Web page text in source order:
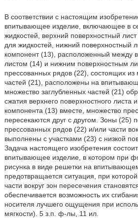
В соответствии с настоящим
впитывающее изделие, включающее в
жидкостей, верхний поверхностный
для жидкостей, нижний поверхностный
компонент (13), расположенный между
листом (14) и нижним поверхностным
прессованных рядов (22), состоящих из
частей (21), расположены на
множество заглубленных частей (21)
сжатия верхнего поверхностного листа
компонента (13) вместе, множество
пересекаются друг с другом. Зоны (25)
прессованных рядов (22) и/или части
выполнены с участками (23) с низкой
Задача настоящего изобретения
впитывающее изделие, в котором при
рисунка в виде решетки на
предотвращается ситуация, при
части вокруг зон пересечения
обеспечивается возможность их
носителя лучшего ощущения при
мягкости). 5 з.п. ф-лы, 11 ил.